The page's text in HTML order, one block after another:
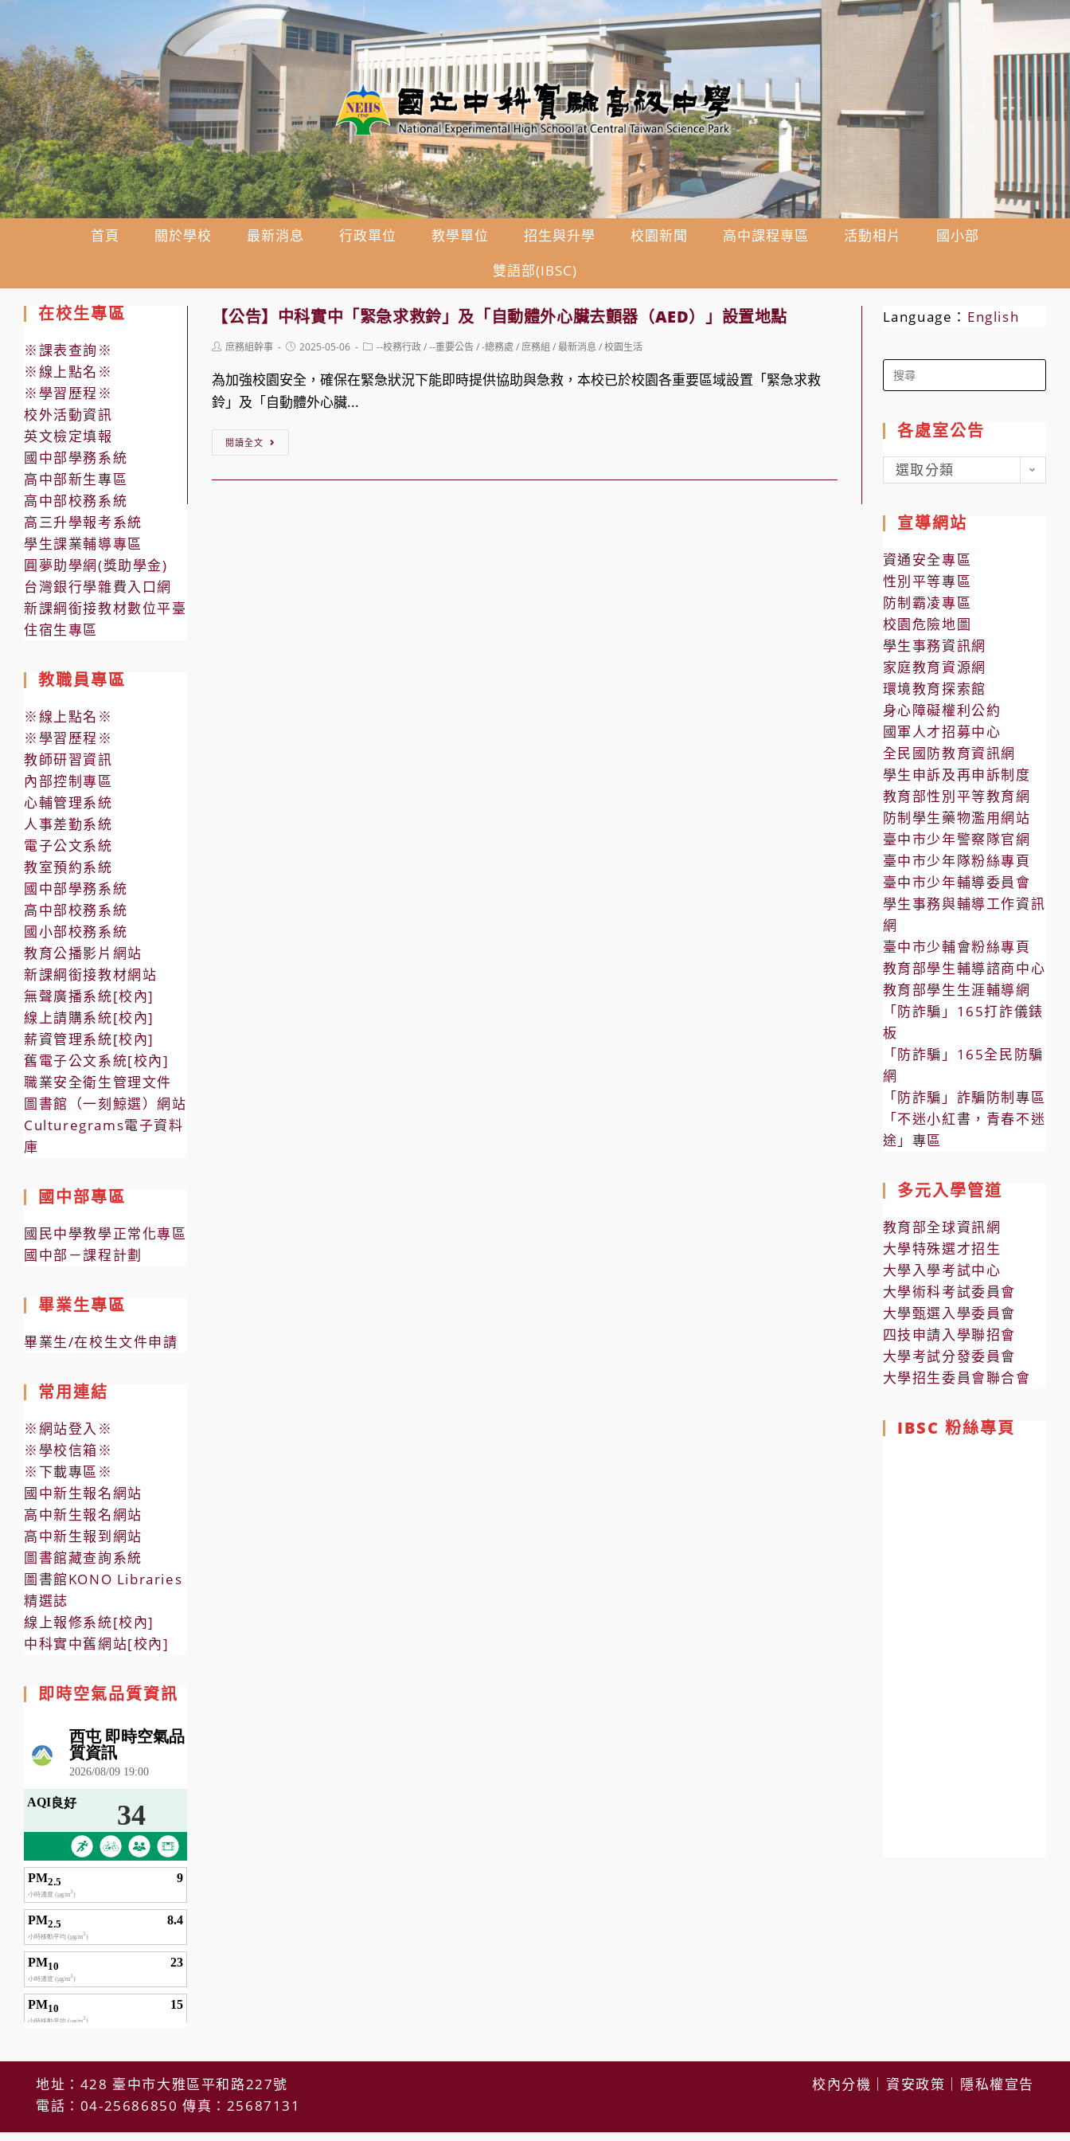
至
主
要
內
容
首頁 關於學校 最新消息 行政單位 教學單位 招生與升學 校園新聞 高中課程專區 活動相片
國小部
雙語部(IBSC)
【公告】中科實中「緊急求救鈴」及「自動體外心臟去顫器（AED）」設置地點
Post庶務組幹事
Post2025-05-06
Post--校務行政 / --重要公告 / -總務處 / 庶務組 / 最新消息 / 校園生活
為加強校園安全，確保在緊急狀況下能即時提供協助與急救，本校已於校園各重要區域設置「緊急求救
鈴」及「自動體外心臟...
閱讀全文
中
在校生專區
※課表查詢※
※線上點名※
※學習歷程※
校外活動資訊
英文檢定填報
國中部學務系統
高中部新生專區
高中部校務系統
高三升學報考系統
學生課業輔導專區
圓夢助學網(獎助學金)
台灣銀行學雜費入口網
新課綱銜接教材數位平臺
住宿生專區
教職員專區
※線上點名※
※學習歷程※
教師研習資訊
內部控制專區
心輔管理系統
人事差勤系統
電子公文系統
教室預約系統
國中部學務系統
高中部校務系統
國小部校務系統
教育公播影片網站
新課綱銜接教材網站
無聲廣播系統[校內]
線上請購系統[校內]
薪資管理系統[校內]
舊電子公文系統[校內]
職業安全衛生管理文件
圖書館（一刻鯨選）網站
Culturegrams電子資料
庫
國中部專區
國民中學教學正常化專區
國中部－課程計劃
畢業生專區
畢業生/在校生文件申請
常用連結
※網站登入※
※學校信箱※
※下載專區※
國中新生報名網站
高中新生報名網站
高中新生報到網站
圖書館藏查詢系統
圖書館KONO Libraries
精選誌
線上報修系統[校內]
中科實中舊網站[校內]
即時空氣品質資訊
Language： English
Search
for:
各處室公告
各
處
公
告
選取分類
宣導網站
資通安全專區
性別平等專區
防制霸凌專區
校園危險地圖
學生事務資訊網
家庭教育資源網
環境教育探索館
身心障礙權利公約
國軍人才招募中心
全民國防教育資訊網
學生申訴及再申訴制度
教育部性別平等教育網
防制學生藥物濫用網站
臺中市少年警察隊官網
臺中市少年隊粉絲專頁
臺中市少年輔導委員會
學生事務與輔導工作資訊
網
臺中市少輔會粉絲專頁
教育部學生輔導諮商中心
教育部學生生涯輔導網
「防詐騙」165打詐儀錶
板
「防詐騙」165全民防騙
網
「防詐騙」詐騙防制專區
「不迷小紅書，青春不迷
途」專區
多元入學管道
教育部全球資訊網
大學特殊選才招生
大學入學考試中心
大學術科考試委員會
大學甄選入學委員會
四技申請入學聯招會
大學考試分發委員會
大學招生委員會聯合會
IBSC 粉絲專頁
地址：428 臺中市大雅區平和路227號
電話：04-25686850 傳真：25687131
校內分機 資安政策 隱私權宣告